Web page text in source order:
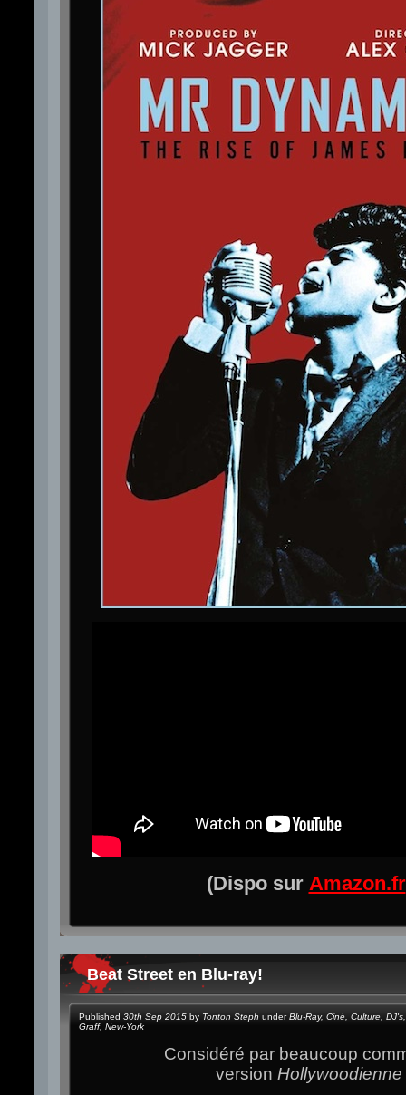
(Dispo sur Amazon.fr
Beat Street en Blu-ray!
Published 30th Sep 2015 by Tonton Steph underBlu-Ray, Ciné Culture DJ's
Graff, New-York
Considéré par beaucoup
version Hollywoodienne